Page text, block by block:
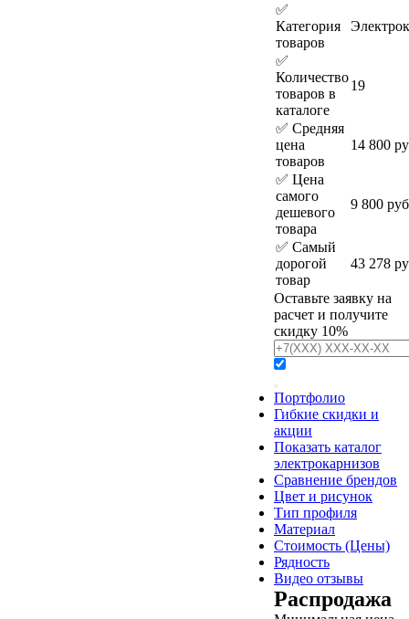
✅
Категория
товаров
✅
Количество
товаров в
каталоге
19
✅ Средняя
цена
товаров
14 800
✅ Цена
самого
дешевого
товара
9 800 руб
✅ Самый
дорогой
товар
43 278
Оставьте заявку на
расчет и получите
скидку 10%
Портфолио
Гибкие скидки и
акции
Показать каталог
электрокарнизов
Сравнение брендов
Цвет и рисунок
Тип профиля
Материал
Стоимость (Цены)
Рядность
Видео отзывы
Распродажа